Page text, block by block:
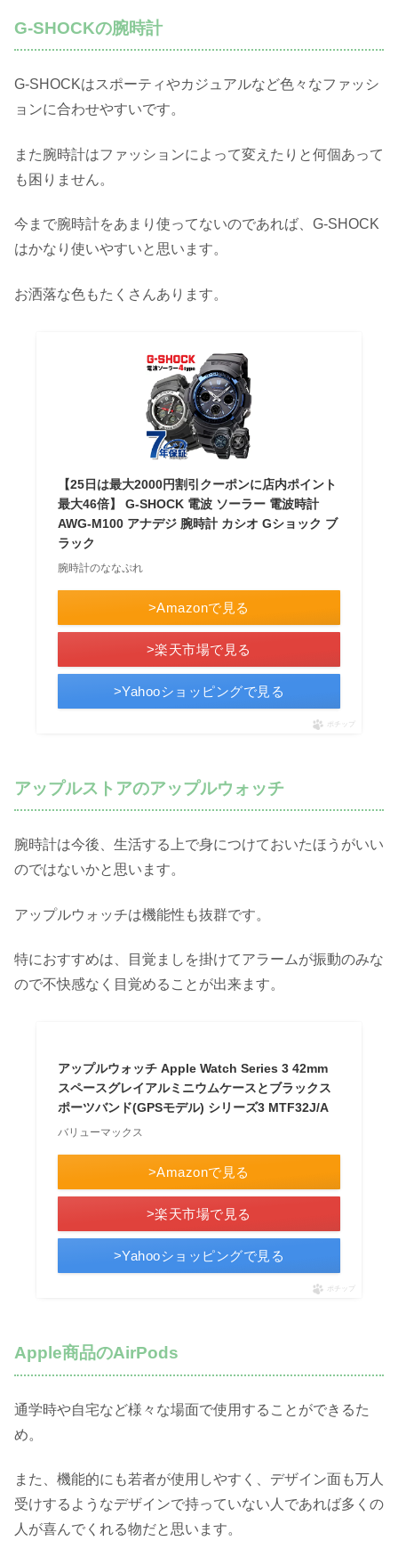
G-SHOCKの腕時計
G-SHOCKはスポーティやカジュアルなど色々なファッシ
ョンに合わせやすいです。
また腕時計はファッションによって変えたりと何個あって
も困りません。
今まで腕時計をあまり使ってないのであれば、G-SHOCK
はかなり使いやすいと思います。
お洒落な色もたくさんあります。
【25日は最大2000円割引クーポンに店内ポイント
最大46倍】 G-SHOCK 電波 ソーラー 電波時計
AWG-M100 アナデジ 腕時計 カシオ Gショック ブ
ラック
腕時計のななぷれ
>Amazonで見る
>楽天市場で見る
>Yahooショッピングで見る
ポチップ
アップルストアのアップルウォッチ
腕時計は今後、生活する上で身につけておいたほうがいい
のではないかと思います。
アップルウォッチは機能性も抜群です。
特におすすめは、目覚ましを掛けてアラームが振動のみな
ので不快感なく目覚めることが出来ます。
アップルウォッチ Apple Watch Series 3 42mm
スペースグレイアルミニウムケースとブラックス
ポーツバンド(GPSモデル) シリーズ3 MTF32J/A
バリューマックス
>Amazonで見る
>楽天市場で見る
>Yahooショッピングで見る
ポチップ
Apple商品のAirPods
通学時や自宅など様々な場面で使用することができるた
め。
また、機能的にも若者が使用しやすく、デザイン面も万人
受けするようなデザインで持っていない人であれば多くの
人が喜んでくれる物だと思います。